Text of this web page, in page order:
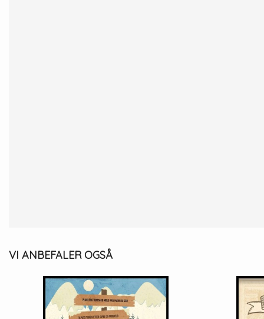
VI ANBEFALER OGSÅ